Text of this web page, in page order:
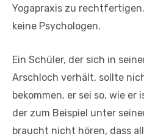
Yogapraxis zu
keine Psychologen.
Ein Schüler, der sich in
Arschloch verhält, sollte
bekommen, er sei so, wie er
der zum Beispiel unter
braucht nicht hören, dass